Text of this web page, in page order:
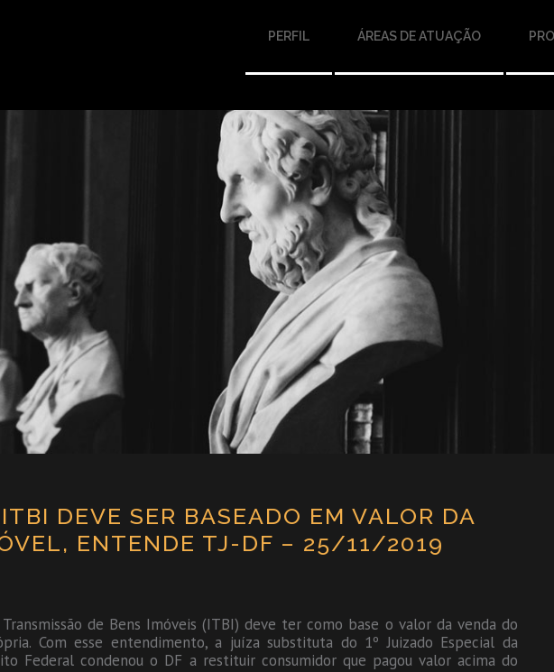
PERFIL ÁREAS DE ATUAÇÃO
DEVE SER BASEADO EM VALOR DA
ENTENDE TJ-DF – 25/11/2019
de Bens Imóveis (ITBI) deve ter como base o valor da venda do
Com esse entendimento, a juíza substituta do 1º Juizado Especial da
Federal condenou o DF a restituir consumidor que pagou valor acima do